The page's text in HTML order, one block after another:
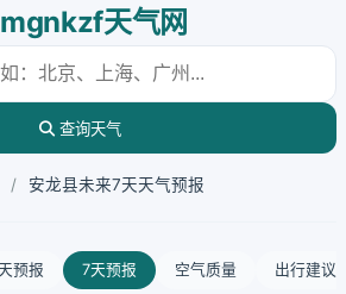
mgnkzf天气网
查询天气
/ 安龙县未来7天天气预报
预报 7天预报 空气质量 出行建议